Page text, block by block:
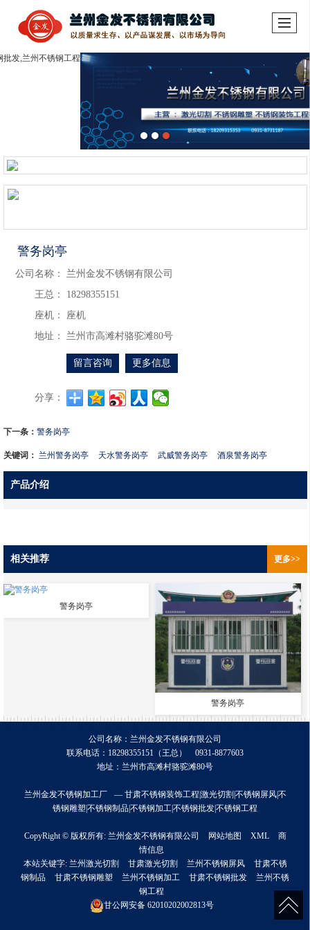
警务岗亭
公司名称：
兰州金发不锈钢有限公司
王总：
18298355151
座机：
座机
地址：
兰州市高滩村骆驼滩80号
留言咨询 更多信息
分享：
下一条： 警务岗亭
关键词： 兰州警务岗亭 天水警务岗亭 武威警务岗亭 酒泉警务岗亭
产品介绍
相关推荐 更多>>
警务岗亭
警务岗亭
公司名称：兰州金发不锈钢有限公司
联系电话：18298355151（王总） 0931-8877603
地址：兰州市高滩村骆驼滩80号
兰州金发不锈钢加工厂
— 甘肃不锈钢装饰工程|激光切割|不锈钢屏风|不
锈钢雕塑|不锈钢制品|不锈钢加工|不锈钢批发|不锈钢工程
CopyRight © 版权所有: 兰州金发不锈钢有限公司 网站地图 XML
商
情信息
本站关键字: 兰州激光切割 甘肃激光切割 兰州不锈钢屏风
甘肃不锈
钢制品
甘肃不锈钢雕塑 兰州不锈钢加工 甘肃不锈钢批发
兰州不锈
钢工程
甘公网安备62010202002813号